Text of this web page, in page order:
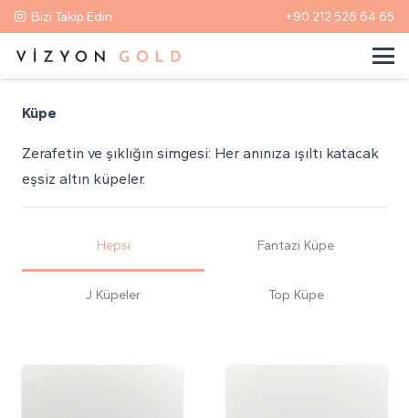
Bizi Takip Edin +90 212 526 64 65
Küpe
Zerafetin ve şıklığın simgesi: Her anınıza ışıltı katacak
eşsiz altın küpeler.
Hepsi Fantazi Küpe
J Küpeler Top Küpe